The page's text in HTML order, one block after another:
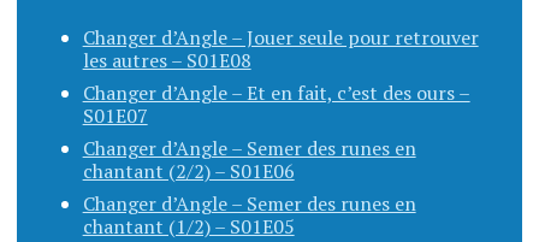
Changer d’Angle – Jouer seule pour retrouver
les autres – S01E08
Changer d’Angle – Et en fait, c’est des ours –
S01E07
Changer d’Angle – Semer des runes en
chantant (2/2) – S01E06
Changer d’Angle – Semer des runes en
chantant (1/2) – S01E05